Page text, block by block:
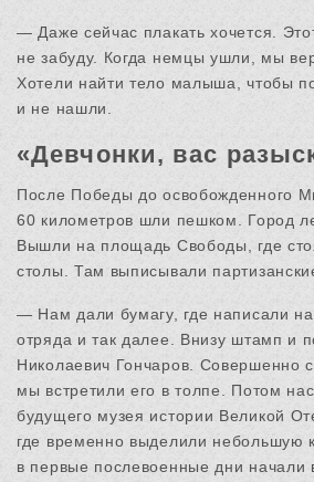
— Даже сейчас плакать хочется.
не забуду. Когда немцы ушли, мы
Хотели найти тело малыша, чтобы
и не нашли.
«Девчонки, вас
После Победы до освобожденного
60 километров шли пешком. Город
Вышли на площадь Свободы, где
столы. Там выписывали
— Нам дали бумагу, где написали
отряда и так далее. Внизу штамп и
Николаевич Гончаров. Совершенно
мы встретили его в толпе. Потом
будущего музея истории Великой
где временно выделили небольшую
в первые послевоенные дни начали